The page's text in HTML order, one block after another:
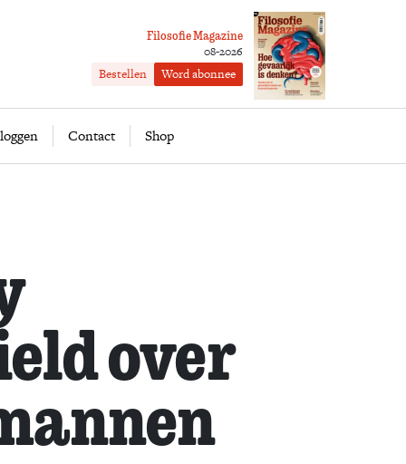
Filosofie Magazine
08-2026
Bestellen Word abonnee
Contact Shop
Word abonnee
over